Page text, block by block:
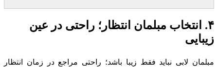
۴. انتخاب مبلمان انتظار؛ راحتی در عین
زیبایی
مبلمان لابی نباید فقط زیبا باشد؛ راحتی مراجع در زمان انتظار